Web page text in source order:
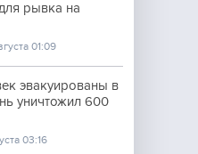
рывка на
01:09
эвакуированы в
уничтожил 600
03:16